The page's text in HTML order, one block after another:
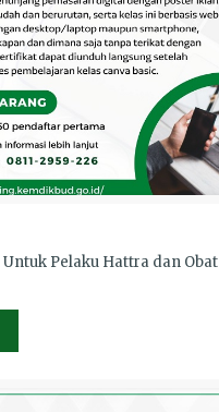
Untuk Pelaku Hattra dan Obat